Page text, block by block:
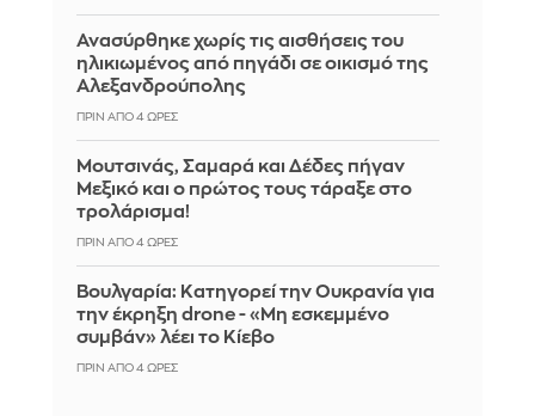
Ανασύρθηκε χωρίς τις αισθήσεις του
ηλικιωμένος από πηγάδι σε οικισμό της
Αλεξανδρούπολης
ΠΡΙΝ ΑΠΌ 4 ΏΡΕΣ
Μουτσινάς, Σαμαρά και Δέδες πήγαν
Μεξικό και ο πρώτος τους τάραξε στο
τρολάρισμα!
ΠΡΙΝ ΑΠΌ 4 ΏΡΕΣ
Βουλγαρία: Κατηγορεί την Ουκρανία για
την έκρηξη drone - «Μη εσκεμμένο
συμβάν» λέει το Κίεβο
ΠΡΙΝ ΑΠΌ 4 ΏΡΕΣ